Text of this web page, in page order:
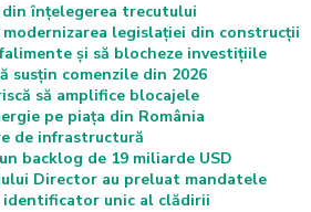
înțelegerea trecutului
legislației din construcții
și să blocheze investițiile
susțin comenzile din 2026
să amplifice blocajele
pe piața din România
de infrastructură
backlog de 19 miliarde USD
Director au preluat mandatele
identificator unic al clădirii